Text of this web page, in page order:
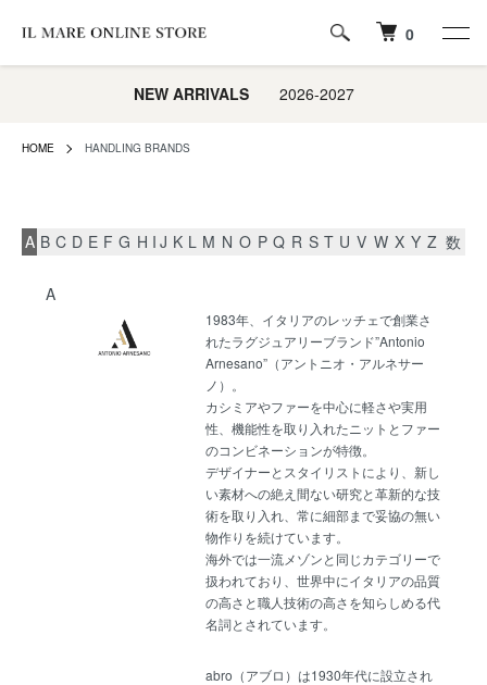
0
NEW ARRIVALS2026-2027
HOME HANDLING BRANDS
A B C D E F G H I J K L M N O P Q R S T U V W X Y Z 数
A
1983年、イタリアのレッチェで創業さ
れたラグジュアリーブランド”Antonio
Arnesano”（アントニオ・アルネサー
ノ）。
カシミアやファーを中心に軽さや実用
性、機能性を取り入れたニットとファー
のコンビネーションが特徴。
デザイナーとスタイリストにより、新し
い素材への絶え間ない研究と革新的な技
術を取り入れ、常に細部まで妥協の無い
物作りを続けています。
海外では一流メゾンと同じカテゴリーで
扱われており、世界中にイタリアの品質
の高さと職人技術の高さを知らしめる代
名詞とされています。
abro（アブロ）は1930年代に設立され